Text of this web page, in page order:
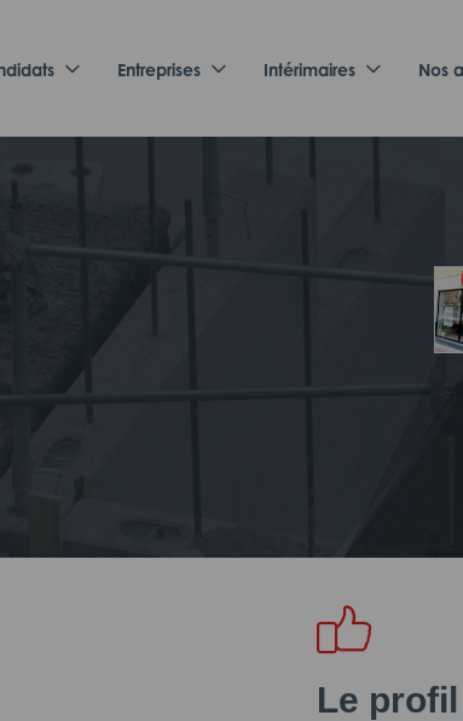
Entreprises Intérimaires Nos
Le